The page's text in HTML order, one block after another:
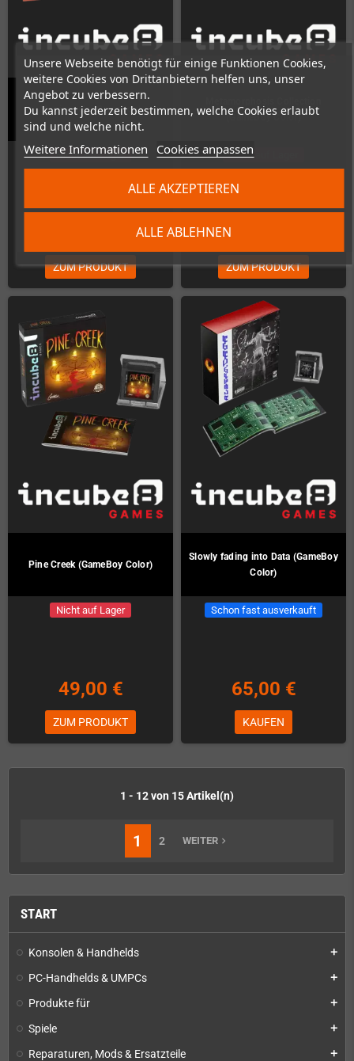
Unsere Webseite benötigt für einige Funktionen Cookies,
weitere Cookies von Drittanbietern helfen uns, unser
Angebot zu verbessern.
Du kannst jederzeit bestimmen, welche Cookies erlaubt
sind und welche nicht.
Weitere Informationen Cookies anpassen
ALLE ABLEHNEN
ALLE AKZEPTIEREN
START
Konsolen & Handhelds add
PC-Handhelds & UMPCs add
Produkte für add
Spiele add
Reparaturen, Mods & Ersatzteile add
Magipanels (GameBoy)
Nicht auf Lager
ZUM PRODUKT
(GameBoy Color)
Nicht auf Lager
ZUM PRODUKT
Pine Creek (GameBoy Color)
Nicht auf Lager
49,00 €
ZUM PRODUKT
Slowly fading into Data (GameBoy
Color)
Schon fast ausverkauft
65,00 €
KAUFEN
1 - 12 von 15 Artikel(n)
1 2 WEITER navigate_next